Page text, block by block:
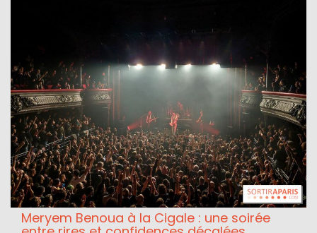
Meryem Benoua à la Cigale : une soirée